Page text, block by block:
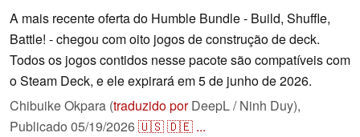
A mais recente oferta do Humble Bundle - Build, Shuffle,
Battle! - chegou com oito jogos de construção de deck.
Todos os jogos contidos nesse pacote são compatíveis com
o Steam Deck, e ele expirará em 5 de junho de 2026.
Chibuike Okpara (traduzido porDeepL / Ninh Duy),
Publicado 05/19/2026🇺🇸🇩🇪 ...